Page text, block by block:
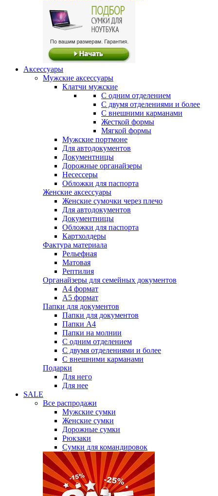
Аксессуары
Мужские аксессуары
Клатчи мужские
С одним отделением
С двумя отделениями и более
С внешними карманами
Жесткой формы
Мягкой формы
Мужские портмоне
Для автодокументов
Документницы
Дорожные органайзеры
Несессеры
Обложки для паспорта
Женские аксессуары
Женские сумочки через плечо
Для автодокументов
Документницы
Обложки для паспорта
Картхолдеры
Фактура материала
Рельефная
Матовая
Рептилия
Органайзеры для семейных документов
А4 формат
А5 формат
Папки для документов
Папки для документов
Папки А4
Папки на молнии
С одним отделением
С двумя отделениями и более
С внешними карманами
Подарки
Для него
Для нее
SALE
Все распродажи
Мужские сумки
Женские сумки
Дорожные сумки
Рюкзаки
Сумки для командировок